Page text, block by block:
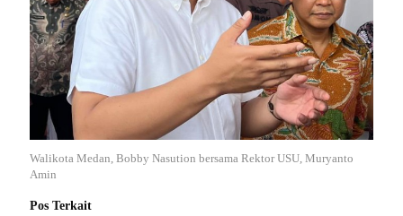
Walikota Medan, Bobby Nasution bersama Rektor USU, Muryanto
Amin
Pos Terkait